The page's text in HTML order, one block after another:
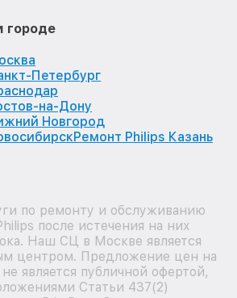
городе
Петербург
на-Дону
Новгород
Ремонт Philips Казань
по ремонту и обслуживанию
после истечения на них
Наш СЦ в Москве является
центром. Предложение цен на
является публичной офертой,
Статьи 437(2)